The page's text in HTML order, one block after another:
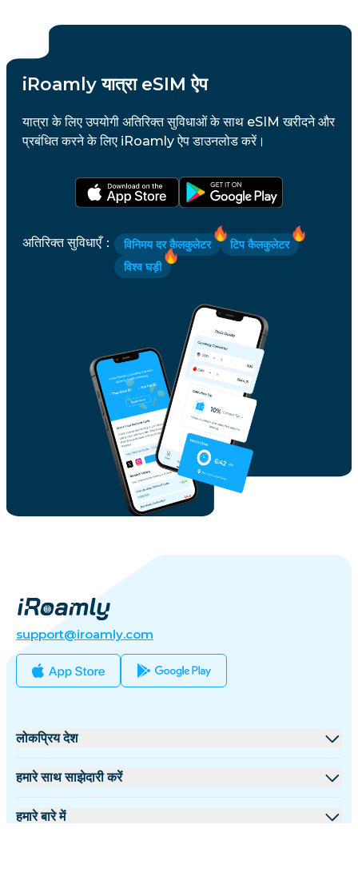
iRoamly यात्रा eSIM ऐप
यात्रा के लिए उपयोगी अतिरिक्त सुविधाओं के साथ eSIM खरीदने और
प्रबंधित करने के लिए iRoamly ऐप डाउनलोड करें।
अतिरिक्त सुविधाएँ： विनिमय दर कैलकुलेटर
टिप कैलकुलेटर
विश्व घड़ी
support@iroamly.com
लोकप्रिय देश
संयुक्त राज्य
हमारे साथ साझेदारी करें
थोक मंच
हमारे बारे में